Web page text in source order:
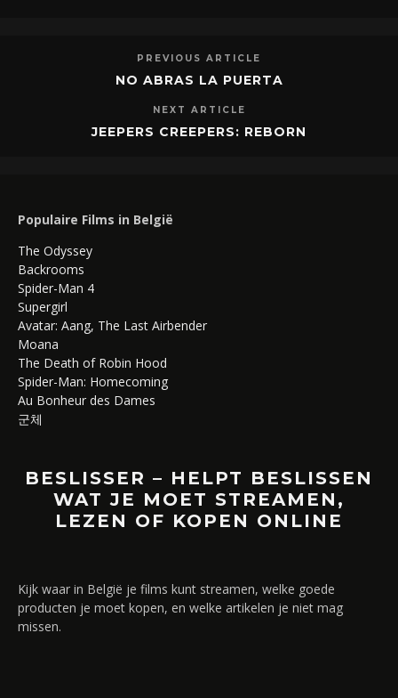
PREVIOUS ARTICLE
NO ABRAS LA PUERTA
NEXT ARTICLE
JEEPERS CREEPERS: REBORN
Populaire Films in België
The Odyssey
Backrooms
Spider-Man 4
Supergirl
Avatar: Aang, The Last Airbender
Moana
The Death of Robin Hood
Spider-Man: Homecoming
Au Bonheur des Dames
군체
BESLISSER – HELPT BESLISSEN
WAT JE MOET STREAMEN,
LEZEN OF KOPEN ONLINE
Kijk waar in België je films kunt streamen, welke goede
producten je moet kopen, en welke artikelen je niet mag
missen.